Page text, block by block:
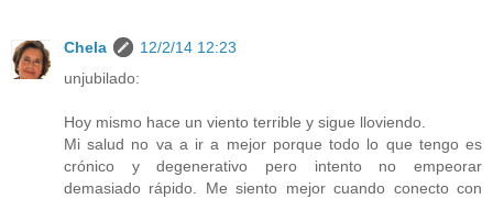
Chela
12/2/14 12:23
unjubilado:
Hoy mismo hace un viento terrible y sigue lloviendo.
Mi salud no va a ir a mejor porque todo lo que tengo es
crónico y degenerativo pero intento no empeorar
demasiado rápido. Me siento mejor cuando conecto con